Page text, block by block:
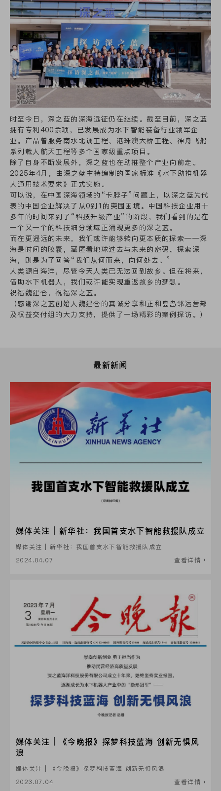
时至今日，深之蓝的深海远征仍在继续。截至目前，深之蓝
拥有专利400余项，已发展成为水下智能装备行业领军企
业。产品曾服务南水北调工程、港珠澳大桥工程、神舟飞船
系列载人航天工程等多个国家级重点项目。
除了自身不断发展外，深之蓝也在助推整个产业向前走。
2025年4月，由深之蓝主持编制的国家标准《水下助推机器
人通用技术要求》正式实施。
可以说，在中国深海领域的“卡脖子”问题上，以深之蓝为代
表的中国企业解决了从0到1的突围困境。中国科技企业用十
多年的时间来到了“科技升级产业”的阶段，我们看到的是在
一个又一个的科技细分领域正涌现更多的深之蓝。
而在更遥远的未来，我们或许能够转向更本质的探索——深
海是时间的胶囊，藏匿着地球过去与未来的密码。探索深
海，则是为了回答“我们从何而来，向何处去。”
人类源自海洋，尽管今天人类已无法回到故乡。但在将来，
借助水下机器人，我们或许能实现重返故乡的梦想。
祝福魏建仓，祝福深之蓝。
（感谢深之蓝创始人魏建仓的真诚分享和正和岛岛邻运营部
及权益交付组的大力支持，提供了一场精彩的案例探访。）
最新新闻
媒体关注 | 新华社：我国首支水下智能救援队成立
媒体关注 | 新华社：我国首支水下智能救援队成立
2024.04.07
查看详情
媒体关注 | 《今晚报》探梦科技蓝海 创新无惧风
浪
媒体关注 | 《今晚报》探梦科技蓝海 创新无惧风浪
2023.07.04
查看详情